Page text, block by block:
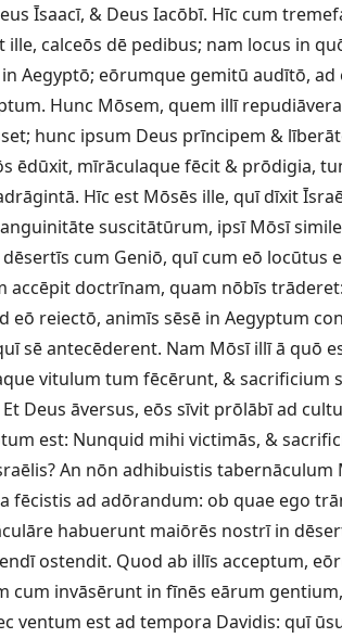
Īsaacī, & Deus Iacōbī. Hīc cum
calceōs dē pedibus; nam locus in
Aegyptō; eōrumque gemitū audītō,
Hunc Mōsem, quem illī
hunc ipsum Deus prīncipem &
ēdūxit, mīrāculaque fēcit & prōdigia,
Hīc est Mōsēs ille, quī dīxit
suscitātūrum, ipsī Mōsī
cum Geniō, quī cum eō locūtus
accēpit doctrīnam, quam nōbīs
eō reiectō, animīs sēsē in Aegyptum
sē antecēderent. Nam Mōsī illī ā quō
vitulum tum fēcērunt, & sacrificium
Deus āversus, eōs sīvit prōlābī ad
est: Nunquid mihi victimās, &
An nōn adhibuistis tabernāculum
fēcistis ad adōrandum: ob quae ego
habuerunt maiōrēs nostrī in
ostendit. Quod ab illīs acceptum,
cum invāsērunt in fīnēs eārum
ventum est ad tempora Davidis: quī